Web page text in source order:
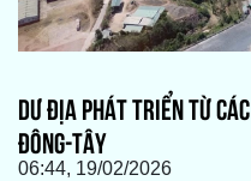
DƯ ĐỊA PHÁT TRIỂN TỪ
ĐÔNG-TÂY
06:44, 19/02/2026